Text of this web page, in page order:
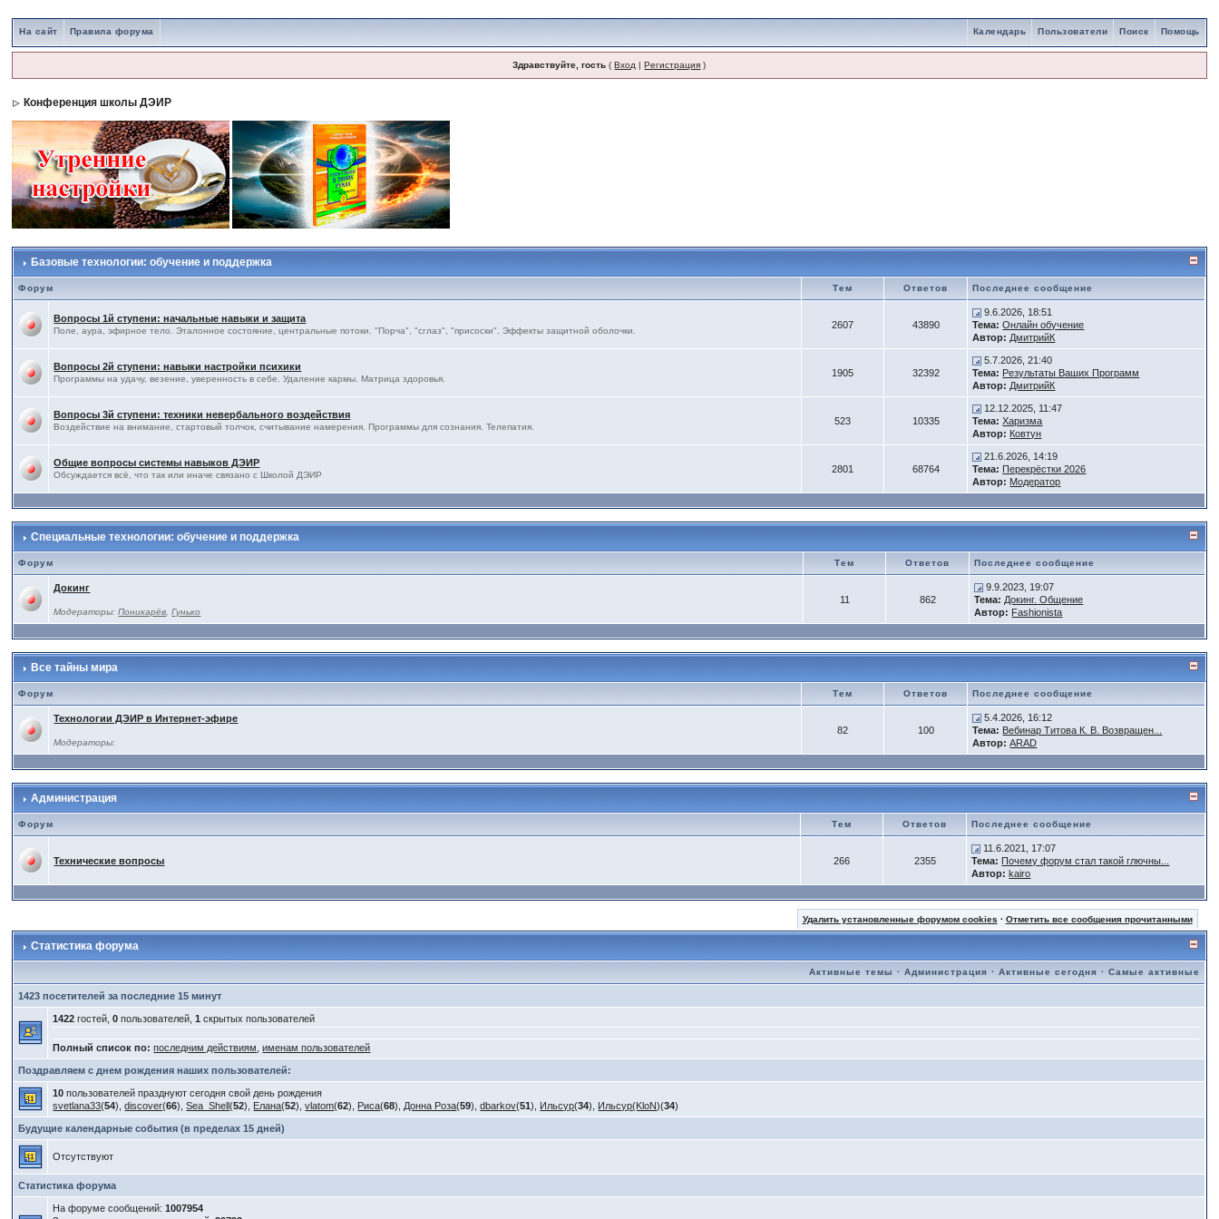
На сайт Правила форума Помощь
Поиск
Пользователи
Календарь
Здравствуйте, гость (Вход |Регистрация )
Конференция школы ДЭИР
Базовые технологии: обучение и поддержка
Форум Тем Ответов Последнее сообщение
Вопросы 1й ступени: начальные навыки и защита
Поле, аура, эфирное тело. Эталонное состояние, центральные потоки. "Порча", "сглаз", "присоски". Эффекты защитной оболочки.
2607 43890
9.6.2026, 18:51
Тема: Онлайн обучение
Автор: ДмитрийК
Вопросы 2й ступени: навыки настройки психики
Программы на удачу, везение, уверенность в себе. Удаление кармы. Матрица здоровья.
1905 32392
5.7.2026, 21:40
Тема: Результаты Ваших Программ
Автор: ДмитрийК
Вопросы 3й ступени: техники невербального воздействия
Воздействие на внимание, стартовый толчок, считывание намерения. Программы для сознания. Телепатия.
523 10335
12.12.2025, 11:47
Тема: Харизма
Автор: Ковтун
Общие вопросы системы навыков ДЭИР
Обсуждается всё, что так или иначе связано с Школой ДЭИР
2801 68764
21.6.2026, 14:19
Тема: Перекрёстки 2026
Автор: Модератор
Специальные технологии: обучение и поддержка
Форум Тем Ответов Последнее сообщение
Докинг
Модераторы:Поникарёв ,Гунько
11 862
9.9.2023, 19:07
Тема: Докинг. Общение
Автор: Fashionista
Все тайны мира
Форум Тем Ответов Последнее сообщение
Технологии ДЭИР в Интернет-эфире
Модераторы:
82 100
5.4.2026, 16:12
Тема: Вебинар Титова К. В. Возвращен...
Автор: ARAD
Администрация
Форум Тем Ответов Последнее сообщение
Технические вопросы 266 2355
11.6.2021, 17:07
Тема: Почему форум стал такой глючны...
Автор: kairo
Удалить установленные форумом cookies · Отметить все сообщения прочитанными
Статистика форума
Активные темы ·Администрация ·Активные сегодня ·Самые активные
1423 посетителей за последние 15 минут
1422 гостей,0 пользователей,1 скрытых пользователей
Полный список по: последним действиям ,именам пользователей
Поздравляем с днем рождения наших пользователей:
10 пользователей празднуют сегодня свой день рождения
svetlana33(54),discover(66),Sea_Shell(52), Елана(52),vlatom(62), Риса(68), Донна Роза(59),dbarkov(51), Ильсур(34), Ильсур(KloN)(34)
Будущие календарные события (в пределах 15 дней)
Отсутствуют
Статистика форума
На форуме сообщений:1007954